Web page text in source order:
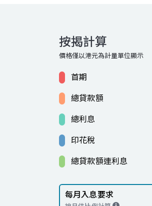
按揭計算
價格僅以港元為計量單位顯示
首期
總貸款額
總利息
印花稅
總貸款額連利息
每月入息要求